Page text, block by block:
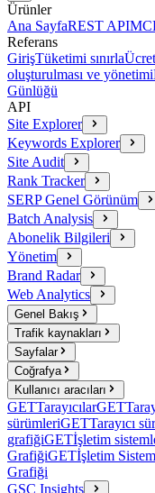
Ürünler
Ana SayfaREST API
Referans
GirişTüketimi sınırla
oluşturulması ve yönetimi
Günlüğü
API
Site Explorer
Keywords Explorer
Site Audit
Rank Tracker
SERP Genel Görünüm
Batch Analysis
Abonelik Bilgileri
Yönetim
Brand Radar
Web Analytics
Genel Bakış
Trafik kaynakları
Sayfalar
Coğrafya
Kullanıcı aracıları
GETTarayıcılarGET
sürümleriGETTarayıcı
grafiğiGETİşletim
GrafiğiGETİşletim
Grafiği
GSC Insights